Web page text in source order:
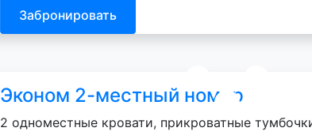
Забронировать
Эконом 2-местный номер
2 одноместные кровати, прикроватные